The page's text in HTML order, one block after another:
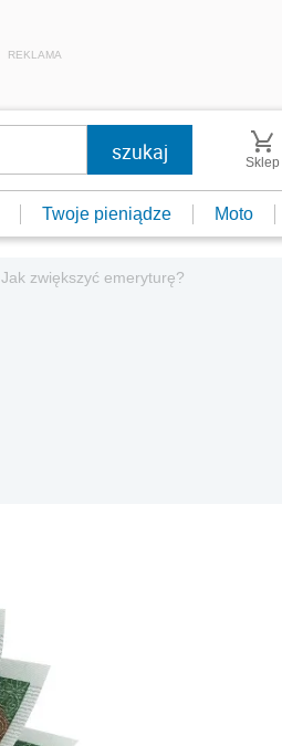
REKLAMA
Sklep
Twoje pieniądze Moto
Jak zwiększyć emeryturę?